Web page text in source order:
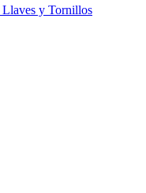
Llaves y Tornillos